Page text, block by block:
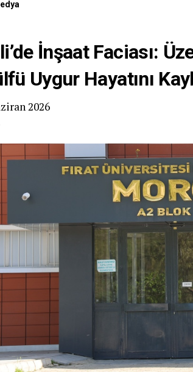
İnşaat Faciası:
Uygur Hayatını
2026